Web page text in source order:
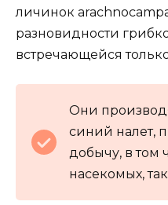
личинок
разновидности
встречающейся
Они
синий налет,
добычу, в том
насекомых,